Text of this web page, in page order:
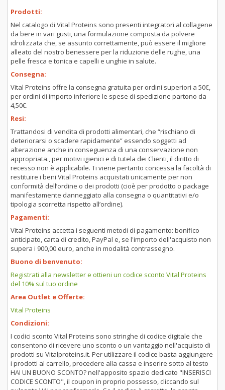
Prodotti:
Nel catalogo di Vital Proteins sono presenti integratori al collagene
da bere in vari gusti, una formulazione composta da polvere
idrolizzata che, se assunto correttamente, può essere il migliore
alleato del nostro benessere per la riduzione delle rughe, una
pelle fresca e tonica e capelli e unghie in salute.
Consegna:
Vital Proteins offre la consegna gratuita per ordini superiori a 50€,
per ordini di importo inferiore le spese di spedizione partono da
4,50€.
Resi:
Trattandosi di vendita di prodotti alimentari, che “rischiano di
deteriorarsi o scadere rapidamente” essendo soggetti ad
alterazione anche in conseguenza di una conservazione non
appropriata., per motivi igienici e di tutela dei Clienti, il diritto di
recesso non è applicabile. Ti viene pertanto concessa la facoltà di
restituire i beni Vital Proteins acquistati unicamente per non
conformità dell’ordine o dei prodotti (cioè per prodotto o package
manifestamente danneggiato alla consegna o quantitativi e/o
tipologia scorretta rispetto all’ordine).
Pagamenti:
Vital Proteins accetta i seguenti metodi di pagamento: bonifico
anticipato, carta di credito, PayPal e, se l'importo dell'acquisto non
supera i 900,00 euro, anche in modalità contrassegno.
Buono di benvenuto:
Registrati alla newsletter e ottieni un codice sconto Vital Proteins
del 10% sul tuo ordine
Area Outlet e Offerte:
Vital Proteins
Condizioni:
I codici sconto Vital Proteins sono stringhe di codice digitale che
consentono di ricevere uno sconto o un vantaggio nell'acquisto di
prodotti su Vitalproteins.it. Per utilizzare il codice basta aggiungere
i prodotti al carrello, procedere alla cassa e inserire sotto al testo
HAI UN BUONO SCONTO? nell'apposito spazio dedicato "INSERISCI
CODICE SCONTO", il coupon in proprio possesso, cliccando sul